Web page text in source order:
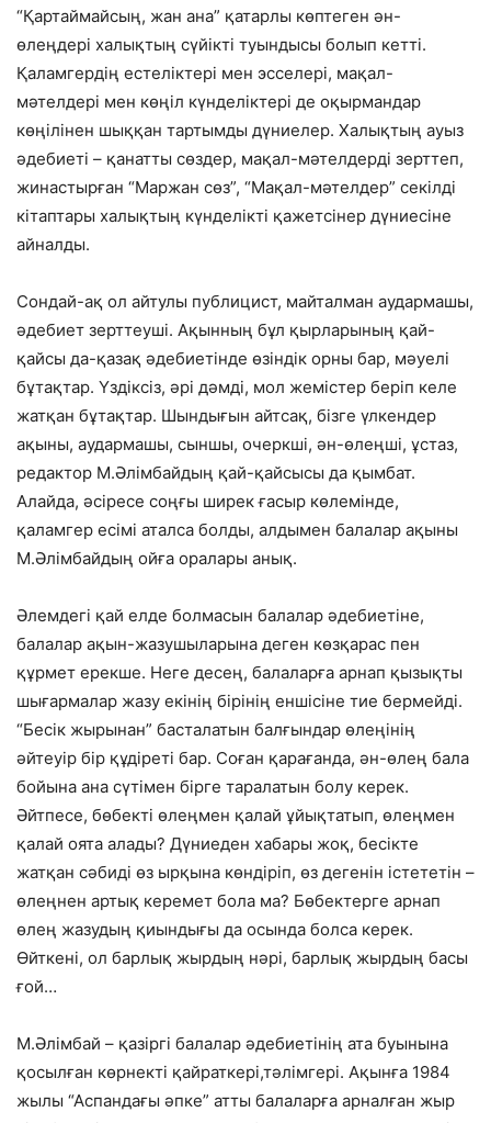
“Қартаймайсың, жан ана” қатарлы көптеген ән-
өлеңдері халықтың сүйікті туындысы болып кетті.
Қаламгердің естеліктері мен эсселері, мақал-
мәтелдері мен көңіл күнделіктері де оқырмандар
көңілінен шыққан тартымды дүниелер. Халықтың ауыз
әдебиеті – қанатты сөздер, мақал-мәтелдерді зерттеп,
жинастырған “Маржан сөз”, “Мақал-мәтелдер” секілді
кітаптары халықтың күнделікті қажетсінер дүниесіне
айналды.
Сондай-ақ ол айтулы публицист, майталман аудармашы,
әдебиет зерттеуші. Ақынның бұл қырларының қай-
қайсы да-қазақ әдебиетінде өзіндік орны бар, мәуелі
бұтақтар. Үздіксіз, әрі дәмді, мол жемістер беріп келе
жатқан бұтақтар. Шындығын айтсақ, бізге үлкендер
ақыны, аудармашы, сыншы, очеркші, ән-өлеңші, ұстаз,
редактор М.Әлімбайдың қай-қайсысы да қымбат.
Алайда, әсіресе соңғы ширек ғасыр көлемінде,
қаламгер есімі аталса болды, алдымен балалар ақыны
М.Әлімбайдың ойға оралары анық.
Әлемдегі қай елде болмасын балалар әдебиетіне,
балалар ақын-жазушыларына деген көзқарас пен
құрмет ерекше. Неге десең, балаларға арнап қызықты
шығармалар жазу екінің бірінің еншісіне тие бермейді.
“Бесік жырынан” басталатын балғындар өлеңінің
әйтеуір бір құдіреті бар. Соған қарағанда, ән-өлең бала
бойына ана сүтімен бірге таралатын болу керек.
Әйтпесе, бөбекті өлеңмен қалай ұйықтатып, өлеңмен
қалай оята алады? Дүниеден хабары жоқ, бесікте
жатқан сәбиді өз ырқына көндіріп, өз дегенін істететін –
өлеңнен артық керемет бола ма? Бөбектерге арнап
өлең жазудың қиындығы да осында болса керек.
Өйткені, ол барлық жырдың нәрі, барлық жырдың басы
ғой…
М.Әлімбай – қазіргі балалар әдебиетінің ата буынына
қосылған көрнекті қайраткері,тәлімгері. Ақынға 1984
жылы “Аспандағы әпке” атты балаларға арналған жыр